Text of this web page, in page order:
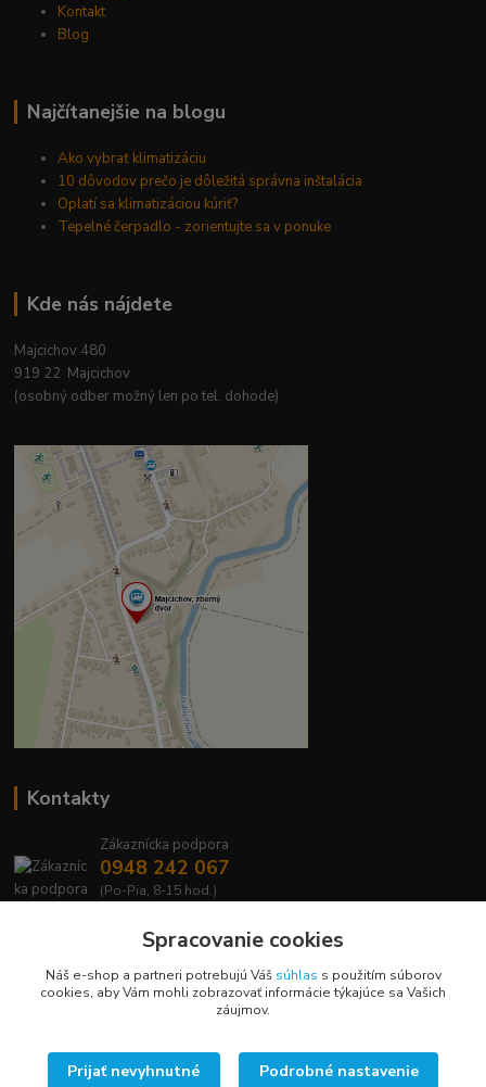
Kontakt
Blog
Najčítanejšie na blogu
Ako vybrať klimatizáciu
10 dôvodov prečo je dôležitá správna inštalácia
Oplatí sa klimatizáciou kúriť?
Tepelné čerpadlo - zorientujte sa v ponuke
Kde nás nájdete
Majcichov 480
919 22 Majcichov
(osobný odber možný len po tel. dohode)
Kontakty
Zákaznícka podpora
0948 242 067
(Po-Pia, 8-15 hod.)
info@lavafrost.sk
Upravit sběr cookies.
Spracovanie cookies
Náš e-shop a partneri potrebujú Váš súhlas s použitím súborov
cookies, aby Vám mohli zobrazovať informácie týkajúce sa Vašich
záujmov.
Prijať nevyhnutné Podrobné nastavenie